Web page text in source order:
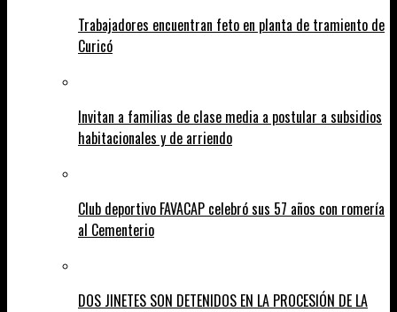
Trabajadores encuentran feto en planta de tramiento de
Curicó
Invitan a familias de clase media a postular a subsidios
habitacionales y de arriendo
Club deportivo FAVACAP celebró sus 57 años con romería
al Cementerio
DOS JINETES SON DETENIDOS EN LA PROCESIÓN DE LA